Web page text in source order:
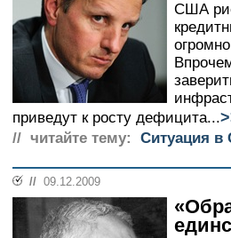
США
приведут к росту дефицита...
// читайте тему: Ситуация
// 09.12.2009